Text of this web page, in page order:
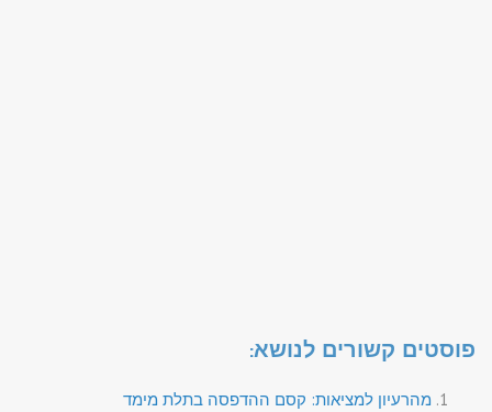
פוסטים קשורים לנושא:
מהרעיון למציאות: קסם ההדפסה בתלת מימד